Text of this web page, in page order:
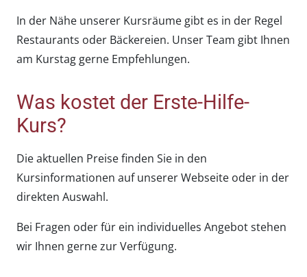
In der Nähe unserer Kursräume gibt es in der Regel
Restaurants oder Bäckereien. Unser Team gibt Ihnen
am Kurstag gerne Empfehlungen.
Was kostet der Erste-Hilfe-
Kurs?
Die aktuellen Preise finden Sie in den
Kursinformationen auf unserer Webseite oder in der
direkten Auswahl.
Bei Fragen oder für ein individuelles Angebot stehen
wir Ihnen gerne zur Verfügung.